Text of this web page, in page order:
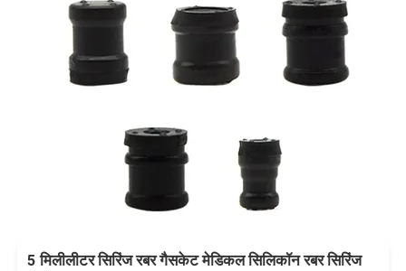
5 मिलीलीटर सिरिंज रबर गैसकेट मेडिकल सिलिकॉन रबर सिरिंज